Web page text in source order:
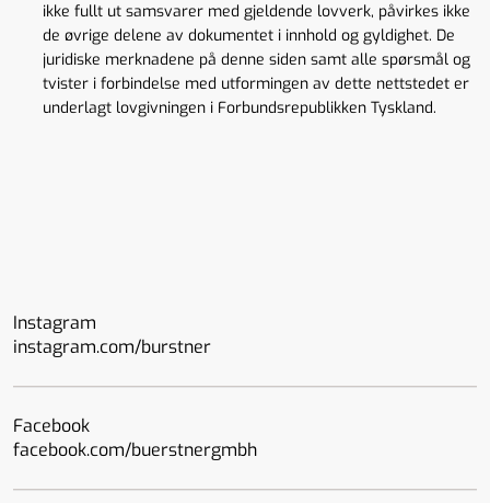
ikke fullt ut samsvarer med gjeldende lovverk, påvirkes ikke
de øvrige delene av dokumentet i innhold og gyldighet. De
juridiske merknadene på denne siden samt alle spørsmål og
tvister i forbindelse med utformingen av dette nettstedet er
underlagt lovgivningen i Forbundsrepublikken Tyskland.
Instagram
instagram.com/burstner
Facebook
facebook.com/buerstnergmbh